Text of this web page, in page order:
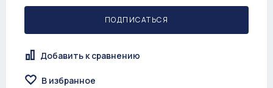
ПОДПИСАТЬСЯ
Добавить к сравнению
В избранное